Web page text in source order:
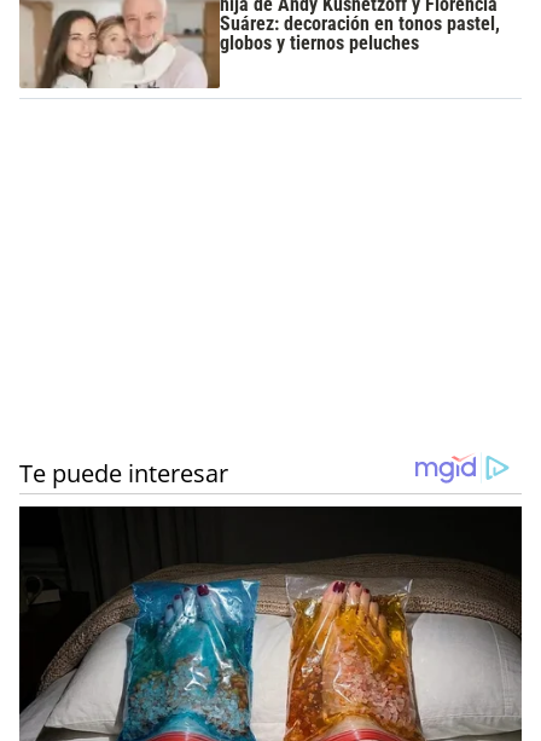
Suárez: decoración en tonos pastel,
globos y tiernos peluches